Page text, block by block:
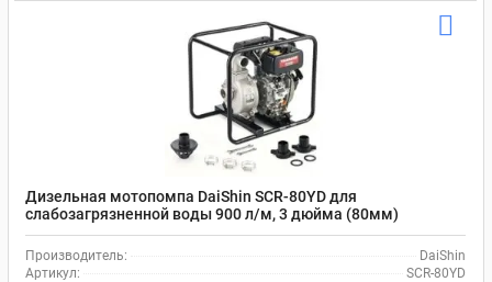
Дизельная мотопомпа DaiShin SCR-80YD для
слабозагрязненной воды 900 л/м, 3 дюйма (80мм)
Производитель:
DaiShin
Артикул:
SCR-80YD